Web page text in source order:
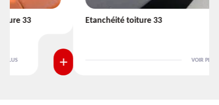
Etanchéité toiture 33
VOIR PLUS